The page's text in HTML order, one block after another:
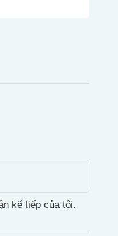
kế tiếp của tôi.